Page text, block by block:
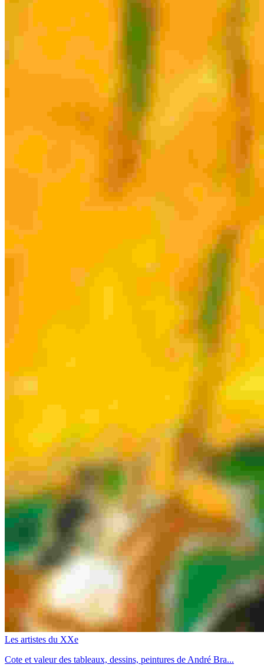
Les artistes du XXe
Cote et valeur des tableaux, dessins, peintures de André Bra...